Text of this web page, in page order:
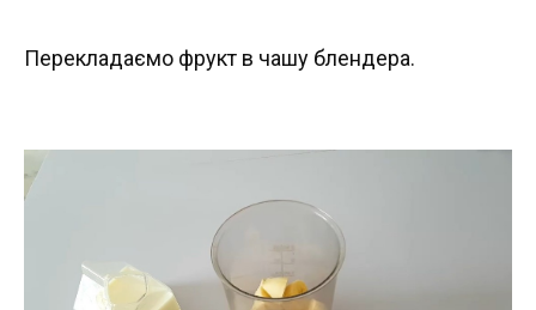
Перекладаємо фрукт в чашу блендера.